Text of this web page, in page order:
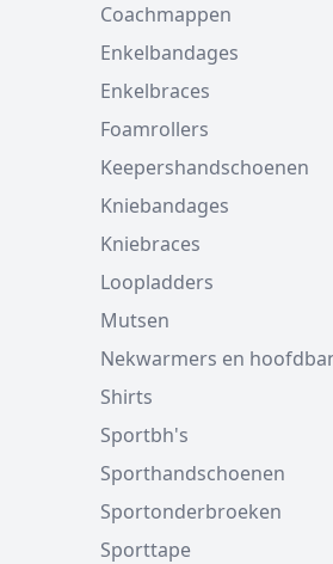
Coachmappen
Enkelbandages
Enkelbraces
Foamrollers
Keepershandschoenen
Kniebandages
Kniebraces
Loopladders
Mutsen
Nekwarmers en
Shirts
Sportbh's
Sporthandschoenen
Sportonderbroeken
Sporttape